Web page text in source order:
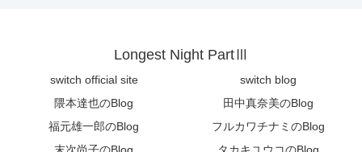
Longest Night PartⅢ
switch official site
switch blog
隈本達也のBlog
田中真奈美のBlog
福元雄一郎のBlog
フルカワチナミのBlog